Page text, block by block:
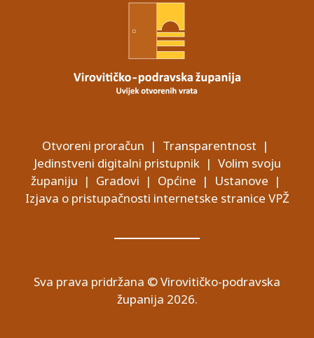
Otvoreni proračun | Transparentnost |
Jedinstveni digitalni pristupnik| Volim svoju
županiju | Gradovi | Općine | Ustanove |
Izjava o pristupačnosti internetske stranice VPŽ
Sva prava pridržana © Virovitičko-podravska
županija 2026.